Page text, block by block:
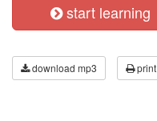
start learning
download mp3 print